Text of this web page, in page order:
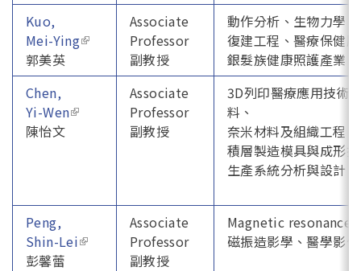
Kuo,
Mei-Ying(link is external)
郭美英
Associate
Professor
副教授
動作分析、生物力學
復建工程、醫療保健
銀髮族健康照護產業
Chen,
Yi-Wen(link is external)
陳怡文
Associate
Professor
副教授
3D列印醫療應用技術
料、
奈米材料及組織工程、
積層製造模具與成形
生產系統分析與設計
Peng,
Shin-Lei(link is external)
彭馨蕾
Associate
Professor
副教授
Magnetic resonance
磁振造影學、醫學影